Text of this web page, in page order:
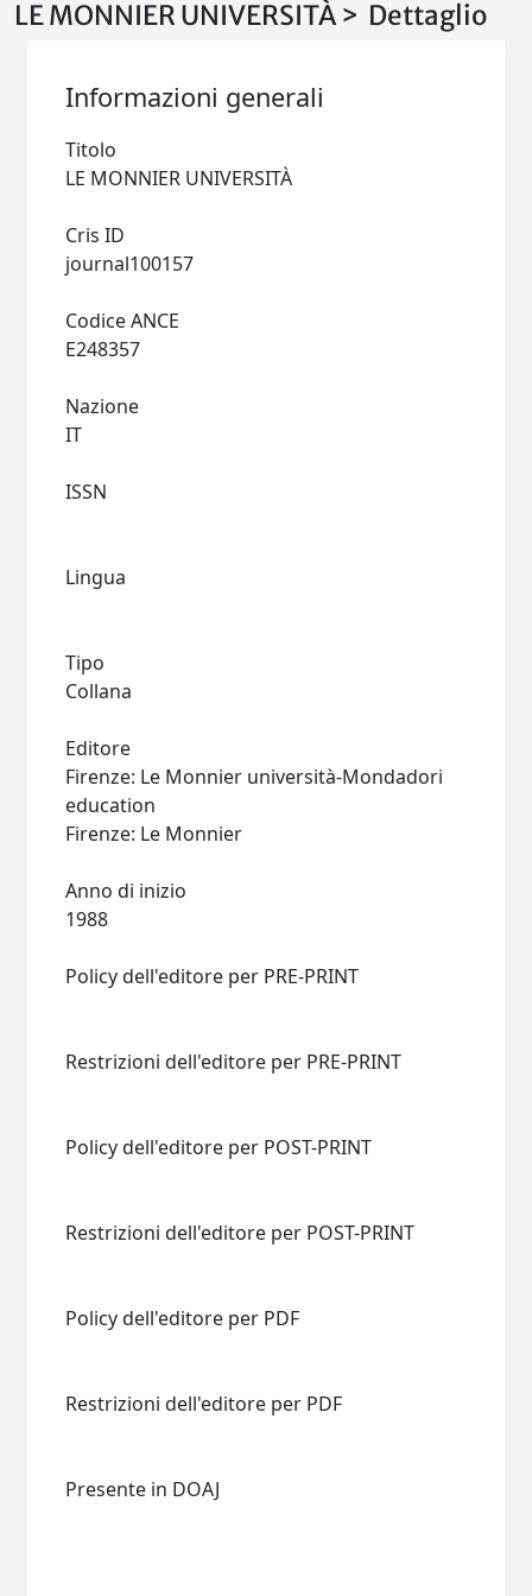
LE MONNIER UNIVERSITÀ > Dettaglio
Informazioni generali
Titolo
Cris ID
Codice ANCE
Nazione
ISSN
Lingua
Tipo
Collana
Editore
Firenze: Le Monnier università-Mondadori
education
Anno di inizio
Policy dell'editore per PRE-PRINT
Restrizioni dell'editore per PRE-PRINT
Policy dell'editore per POST-PRINT
Restrizioni dell'editore per POST-PRINT
Policy dell'editore per PDF
Restrizioni dell'editore per PDF
Presente in DOAJ